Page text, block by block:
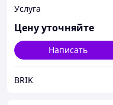
Услуга
Цену уточняйте
Написать
BRIK